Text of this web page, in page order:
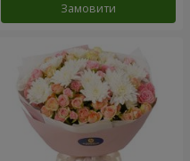
Замовити